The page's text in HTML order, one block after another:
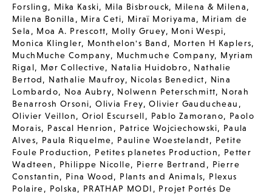
Forsling, Mika Kaski, Mila Bisbrouck, Milena & Milena,
Milena Bonilla , Mira Ceti, Miraï Moriyama, Miriam de
Sela , Moa A. Prescott, Molly Gruey, Moni Wespi,
Monica Klingler, Monthelon's Band, Morten H Kaplers,
MuchMuche Company, Muchmuche Company, Myriam
Rigal, Mør Collective,Natalia Huidobro,Nathalie
Bertod,Nathalie Maufroy,Nicolas Benedict, Nina
Lombardo,Noa Aubry,Nolwenn Peterschmitt,Norah
Benarrosh Orsoni,Olivia Frey,Olivier Gauducheau ,
Olivier Veillon, Oriol Escursell, Pablo Zamorano, Paolo
Morais, Pascal Henrion , Patrice Wojciechowski, Paula
Alves, Paula Riquelme, Pauline Woestelandt, Petite
Foule Production, Petites planetes Production, Petter
Wadteen , Philippe Nicolle, Pierre Bertrand , Pierre
Constantin, Pina Wood, Plants and Animals, Plexus
Polaire, Polska, PRATHAP MODI , Projet Portés De